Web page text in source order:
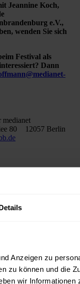
Anzeigen zu
zu können und die
wir Informationen
Jeannine Koch,
e.V.,
wenden Sie sich
Festival als
Dann
medianet
80
12057 Berlin